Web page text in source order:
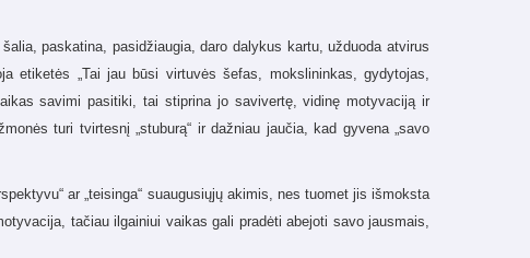
paskatina, pasidžiaugia, daro dalykus kartu, užduoda atvirus
etiketės „Tai jau būsi virtuvės šefas, mokslininkas, gydytojas,
savimi pasitiki, tai stiprina jo savivertę, vidinę motyvaciją ir
turi tvirtesnį „stuburą“ ir dažniau jaučia, kad gyvena „savo
ar „teisinga“ suaugusiųjų akimis, nes tuomet jis išmoksta
tačiau ilgainiui vaikas gali pradėti abejoti savo jausmais,